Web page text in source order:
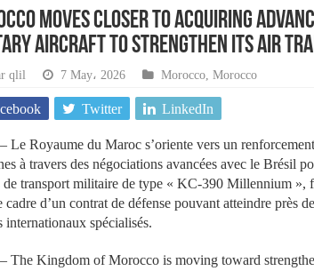
moves closer to acquiring
aircraft to strengthen its air
qlil 7 May، 2026 Morocco, Morocco
Twitter LinkedIn
Le Royaume du Maroc s’oriente vers un
à travers des négociations avancées avec le Brésil
de transport militaire de type « KC-390 Millennium »,
cadre d’un contrat de défense pouvant atteindre près
internationaux spécialisés.
The Kingdom of Morocco is moving toward